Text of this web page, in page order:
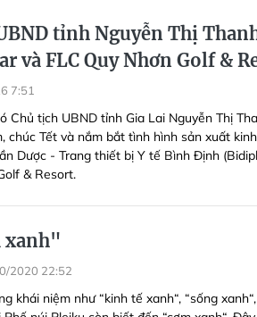
tỉnh Nguyễn Thị
và FLC Quy Nhơn Golf &
7:51
Chủ tịch UBND tỉnh Gia Lai Nguyễn Thị
chúc Tết và nắm bắt tình hình sản xuất
Dược - Trang thiết bị Y tế Bình Định
& Resort.
xanh"
2020 22:52
khái niệm như “kinh tế xanh“, “sống